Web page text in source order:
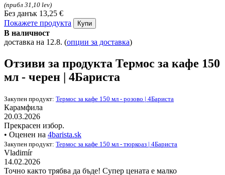
(прибл 31,10 lev)
Без данък 13,25 €
Покажете продукта
Купи
В наличност
доставка на 12.8. (опции за доставка)
Отзиви за продукта Термос за кафе 150
мл - черен | 4Бариста
Закупен продукт: Термос за кафе 150 мл - розово | 4Бариста
Карамфила
20.03.2026
Прекрасен избор.
• Оценен на 4barista.sk
Закупен продукт: Термос за кафе 150 мл - тюркоаз | 4Бариста
Vladimír
14.02.2026
Точно както трябва да бъде! Супер цената е малко